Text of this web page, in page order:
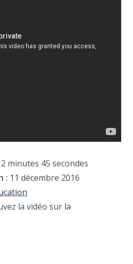
2 minutes 45 secondes
: 11 décembre 2016
la vidéo sur la